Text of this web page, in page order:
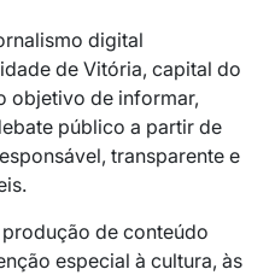
digital
de Vitória, capital do
objetivo de informar,
público a partir de
transparente e
de conteúdo
especial à cultura, às